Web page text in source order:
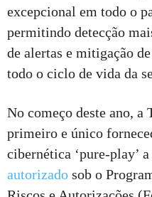
excepcional em todo o
permitindo detecção
de alertas e mitigação
todo o ciclo de vida da
No começo deste ano, a
primeiro e único
cibernética ‘pure-play’
autorizado sob o